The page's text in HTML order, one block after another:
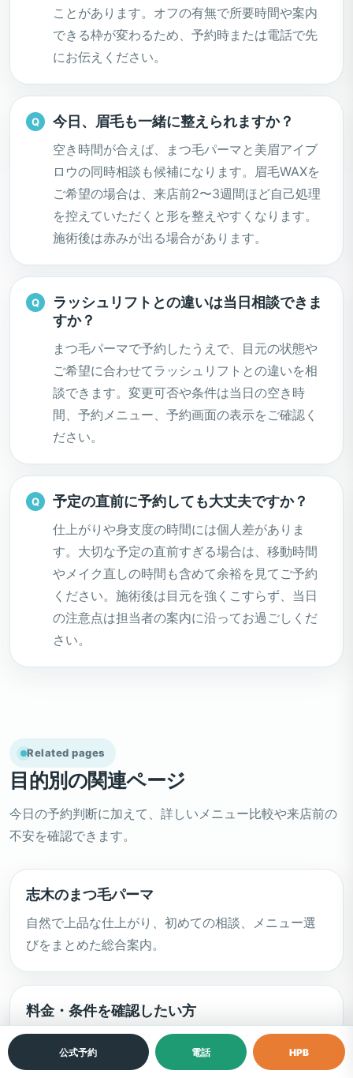
ことがあります。オフの有無で所要時間や案内
できる枠が変わるため、予約時または電話で先
にお伝えください。
今日、眉毛も一緒に整えられますか？
空き時間が合えば、まつ毛パーマと美眉アイブ
ロウの同時相談も候補になります。眉毛WAXを
ご希望の場合は、来店前2〜3週間ほど自己処理
を控えていただくと形を整えやすくなります。
施術後は赤みが出る場合があります。
ラッシュリフトとの違いは当日相談できま
すか？
まつ毛パーマで予約したうえで、目元の状態や
ご希望に合わせてラッシュリフトとの違いを相
談できます。変更可否や条件は当日の空き時
間、予約メニュー、予約画面の表示をご確認く
ださい。
予定の直前に予約しても大丈夫ですか？
仕上がりや身支度の時間には個人差がありま
す。大切な予定の直前すぎる場合は、移動時間
やメイク直しの時間も含めて余裕を見てご予約
ください。施術後は目元を強くこすらず、当日
の注意点は担当者の案内に沿ってお過ごしくだ
さい。
Related pages
目的別の関連ページ
今日の予約判断に加えて、詳しいメニュー比較や来店前の
不安を確認できます。
志木のまつ毛パーマ
自然で上品な仕上がり、初めての相談、メニュー選
びをまとめた総合案内。
料金・条件を確認したい方
安さだけでなく、総額・条件・通いやすさを確認し
たい方へ。
公式予約 電話 HPB